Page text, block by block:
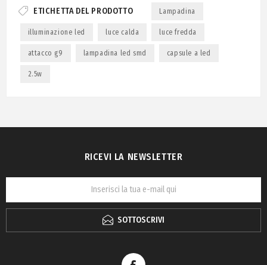
ETICHETTA DEL PRODOTTO Lampadina
illuminazione led luce calda luce fredda
attacco g9 lampadina led smd capsule a led
2.5w
RICEVI LA NEWSLETTER
SOTTOSCRIVI